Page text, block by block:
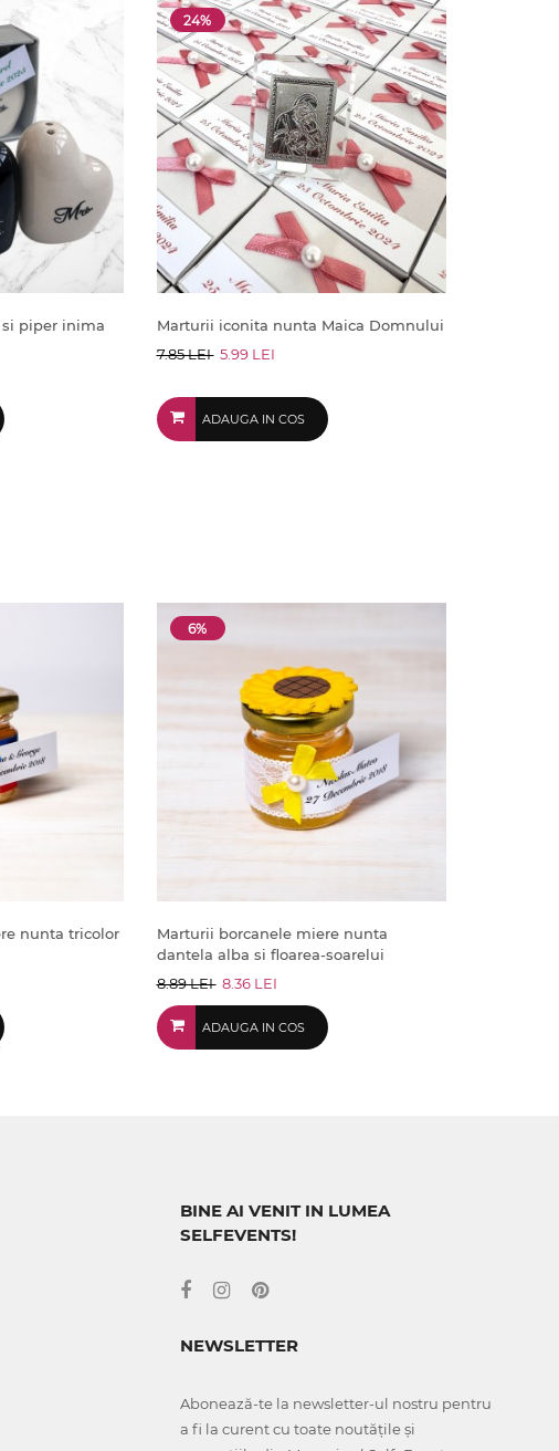
piper inima
24%
Marturii iconita nunta Maica Domnului
7.85 LEI 5.99 LEI
ADAUGA IN COS
nunta tricolor
6%
Marturii borcanele miere nunta
dantela alba si floarea-soarelui
8.89 LEI 8.36 LEI
ADAUGA IN COS
BINE AI VENIT IN LUMEA
SELFEVENTS!
NEWSLETTER
Abonează-te la newsletter-ul nostru pentru
a fi la curent cu toate noutățile și